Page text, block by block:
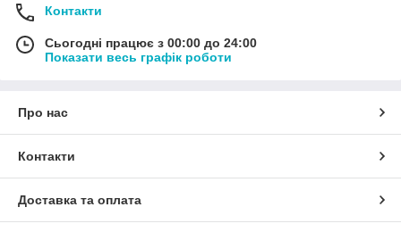
Контакти
Сьогодні працює з 00:00 до 24:00
Показати весь графік роботи
Про нас
Контакти
Доставка та оплата